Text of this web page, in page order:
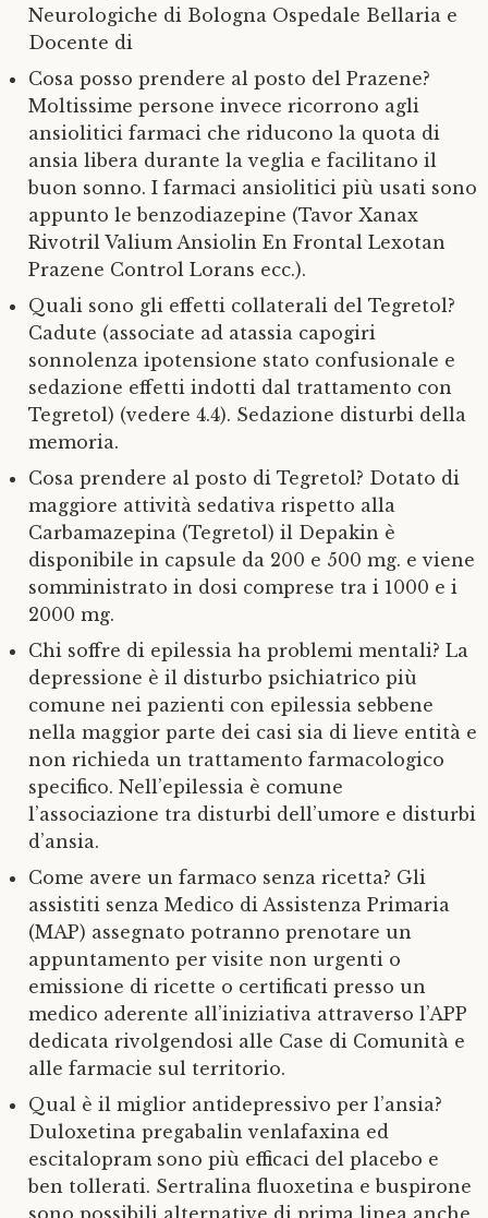
Neurologiche di Bologna Ospedale Bellaria e
Docente di
Cosa posso prendere al posto del Prazene?
Moltissime persone invece ricorrono agli
ansiolitici farmaci che riducono la quota di
ansia libera durante la veglia e facilitano il
buon sonno. I farmaci ansiolitici più usati sono
appunto le benzodiazepine (Tavor Xanax
Rivotril Valium Ansiolin En Frontal Lexotan
Prazene Control Lorans ecc.).
Quali sono gli effetti collaterali del Tegretol?
Cadute (associate ad atassia capogiri
sonnolenza ipotensione stato confusionale e
sedazione effetti indotti dal trattamento con
Tegretol) (vedere 4.4). Sedazione disturbi della
memoria.
Cosa prendere al posto di Tegretol? Dotato di
maggiore attività sedativa rispetto alla
Carbamazepina (Tegretol) il Depakin è
disponibile in capsule da 200 e 500 mg. e viene
somministrato in dosi comprese tra i 1000 e i
2000 mg.
Chi soffre di epilessia ha problemi mentali? La
depressione è il disturbo psichiatrico più
comune nei pazienti con epilessia sebbene
nella maggior parte dei casi sia di lieve entità e
non richieda un trattamento farmacologico
specifico. Nell’epilessia è comune
l’associazione tra disturbi dell’umore e disturbi
d’ansia.
Come avere un farmaco senza ricetta? Gli
assistiti senza Medico di Assistenza Primaria
(MAP) assegnato potranno prenotare un
appuntamento per visite non urgenti o
emissione di ricette o certificati presso un
medico aderente all’iniziativa attraverso l’APP
dedicata rivolgendosi alle Case di Comunità e
alle farmacie sul territorio.
Qual è il miglior antidepressivo per l’ansia?
Duloxetina pregabalin venlafaxina ed
escitalopram sono più efficaci del placebo e
ben tollerati. Sertralina fluoxetina e buspirone
sono possibili alternative di prima linea anche